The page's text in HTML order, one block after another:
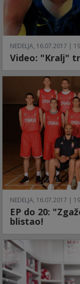
NEDELJA, 16.07.2017 |
Video: "Kralj"
NEDELJA, 16.07.2017 |
EP do 20:
blistao!